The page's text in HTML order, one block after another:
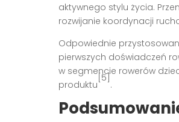
aktywnego stylu życia.
rozwijanie koordynacji
Odpowiednie
pierwszych doświadczeń
w segmencie rowerów
produktu
[5]
.